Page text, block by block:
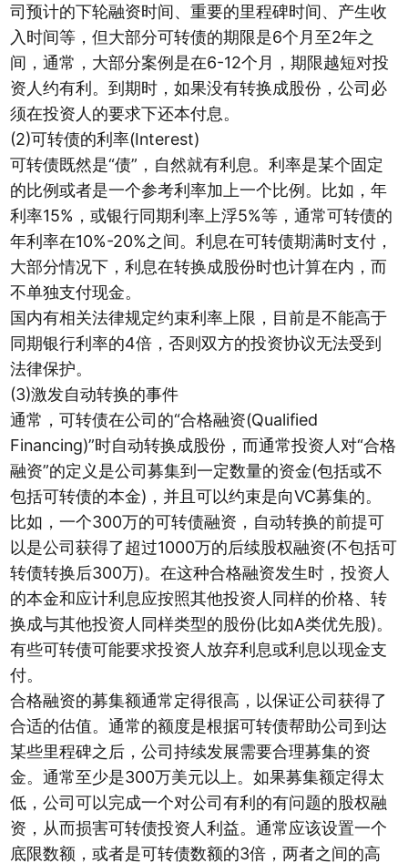
司预计的下轮融资时间、重要的里程碑时间、产生收
入时间等，但大部分可转债的期限是6个月至2年之
间，通常，大部分案例是在6-12个月，期限越短对投
资人约有利。到期时，如果没有转换成股份，公司必
须在投资人的要求下还本付息。
(2)可转债的利率(Interest)
可转债既然是“债”，自然就有利息。利率是某个固定
的比例或者是一个参考利率加上一个比例。比如，年
利率15%，或银行同期利率上浮5%等，通常可转债的
年利率在10%-20%之间。利息在可转债期满时支付，
大部分情况下，利息在转换成股份时也计算在内，而
不单独支付现金。
国内有相关法律规定约束利率上限，目前是不能高于
同期银行利率的4倍，否则双方的投资协议无法受到
法律保护。
(3)激发自动转换的事件
通常，可转债在公司的“合格融资(Qualified
Financing)”时自动转换成股份，而通常投资人对“合格
融资”的定义是公司募集到一定数量的资金(包括或不
包括可转债的本金)，并且可以约束是向VC募集的。
比如，一个300万的可转债融资，自动转换的前提可
以是公司获得了超过1000万的后续股权融资(不包括可
转债转换后300万)。在这种合格融资发生时，投资人
的本金和应计利息应按照其他投资人同样的价格、转
换成与其他投资人同样类型的股份(比如A类优先股)。
有些可转债可能要求投资人放弃利息或利息以现金支
付。
合格融资的募集额通常定得很高，以保证公司获得了
合适的估值。通常的额度是根据可转债帮助公司到达
某些里程碑之后，公司持续发展需要合理募集的资
金。通常至少是300万美元以上。如果募集额定得太
低，公司可以完成一个对公司有利的有问题的股权融
资，从而损害可转债投资人利益。通常应该设置一个
底限数额，或者是可转债数额的3倍，两者之间的高